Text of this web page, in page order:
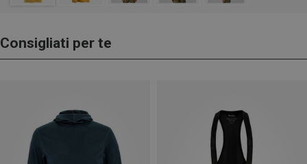
Consigliati per te